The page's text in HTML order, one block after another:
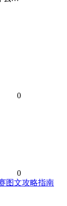
0
0